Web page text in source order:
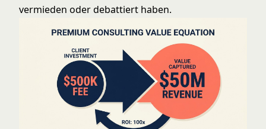
vermieden oder debattiert haben.